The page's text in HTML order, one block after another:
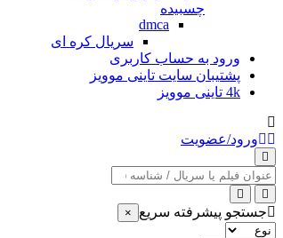
چسبیده
dmca
سریال کره ای
ورود به حساب کاربری
پشتیبان سایت تاینی موویز
4k تاینی موویز
ورود/عضویت
عنوان
جستجو
جستجو پیشرفته سریع
×
نوع